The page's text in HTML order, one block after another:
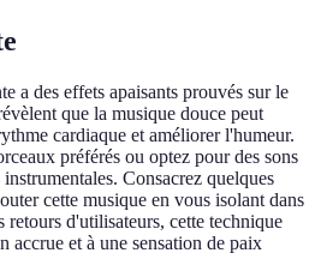
a des effets apaisants prouvés sur le
que la musique douce peut
cardiaque et améliorer l'humeur.
préférés ou optez pour des sons
Consacrez quelques
cette musique en vous isolant dans
retours d'utilisateurs, cette technique
accrue et à une sensation de paix